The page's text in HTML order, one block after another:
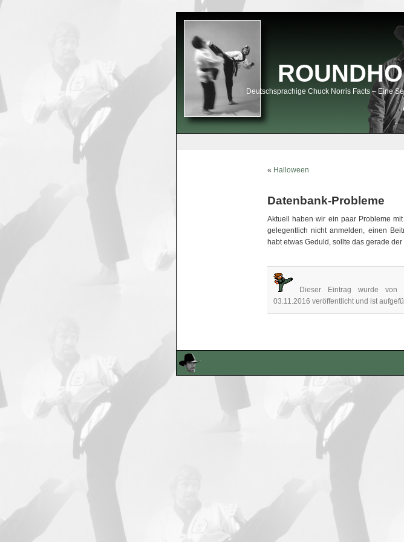
Deutschsprachige Chuck Norris Facts – Eine
« Halloween
Datenbank-Probleme
Aktuell haben wir ein paar Probleme
gelegentlich nicht anmelden, einen
habt etwas Geduld, sollte das gerade
Dieser Eintrag wurde von
03.11.2016 veröffentlicht und ist